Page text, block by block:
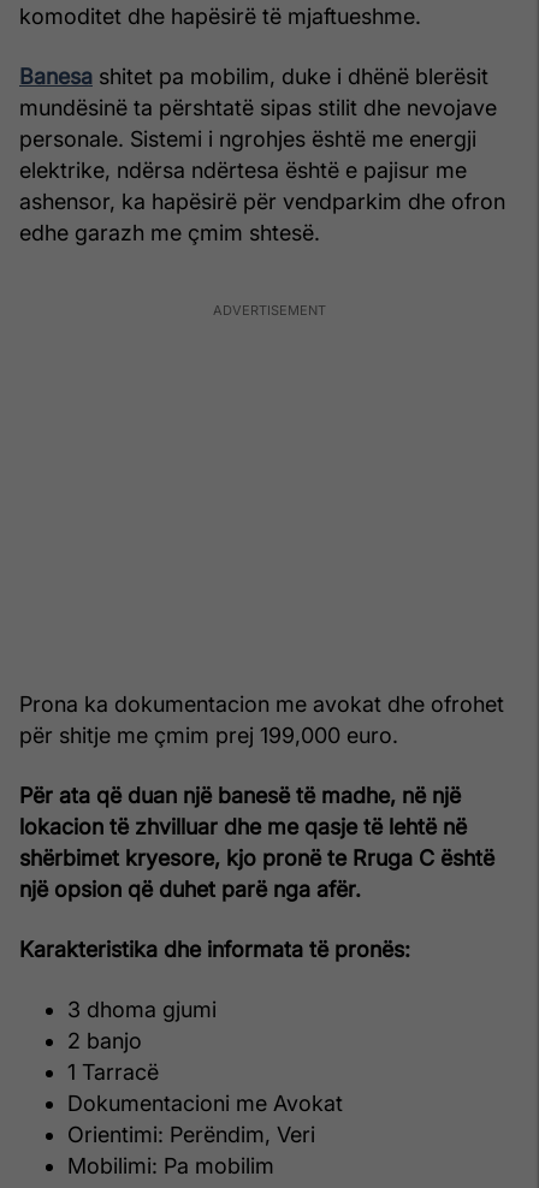
komoditet dhe hapësirë të mjaftueshme.
Banesa shitet pa mobilim, duke i dhënë blerësit
mundësinë ta përshtatë sipas stilit dhe nevojave
personale. Sistemi i ngrohjes është me energji
elektrike, ndërsa ndërtesa është e pajisur me
ashensor, ka hapësirë për vendparkim dhe ofron
edhe garazh me çmim shtesë.
Prona ka dokumentacion me avokat dhe ofrohet
për shitje me çmim prej 199,000 euro.
Për ata që duan një banesë të madhe, në një
lokacion të zhvilluar dhe me qasje të lehtë në
shërbimet kryesore, kjo pronë te Rruga C është
një opsion që duhet parë nga afër.
Karakteristika dhe informata të pronës:
3 dhoma gjumi
2 banjo
1 Tarracë
Dokumentacioni me Avokat
Orientimi: Perëndim, Veri
Mobilimi: Pa mobilim